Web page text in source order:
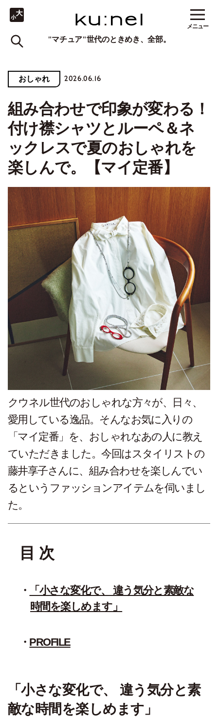
"マチュア"世代のときめき、全部。
メニュー
おしゃれ 2026.06.16
組み合わせで印象が変わる！
付け襟シャツとルーペ＆ネ
ックレスで夏のおしゃれを
楽しんで。【マイ定番】
クウネル世代のおしゃれな方々が、日々、
愛用している逸品。そんなお気に入りの
「マイ定番」を、おしゃれなあの人に教え
ていただきました。今回はスタイリストの
藤井享子さんに、組み合わせを楽しんでい
るというファッションアイテムを伺いまし
た。
目 次
「小さな変化で、 違う気分と素敵な
時間を楽しめます」
PROFILE
「小さな変化で、 違う気分と素
敵な時間を楽しめます」